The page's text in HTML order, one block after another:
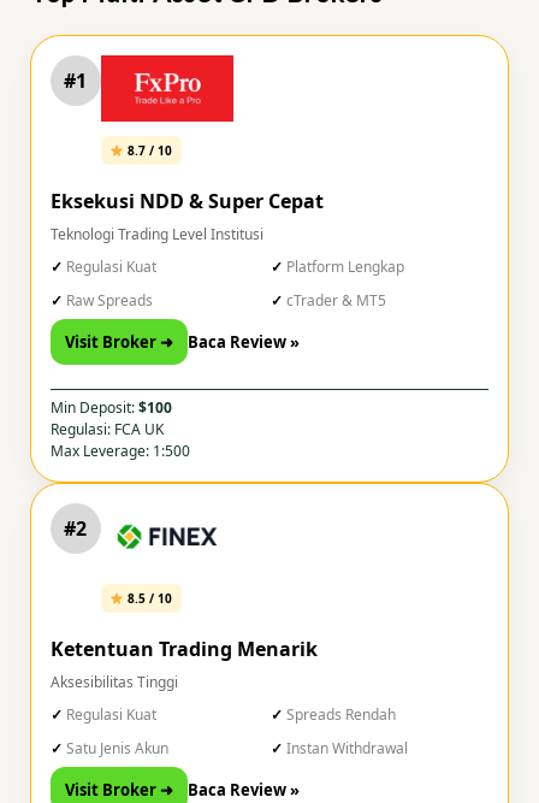
#1
8.7 / 10
Eksekusi NDD & Super Cepat
Teknologi Trading Level Institusi
Regulasi Kuat
Platform Lengkap
Raw Spreads
cTrader & MT5
Visit Broker ➜ Baca Review »
Min Deposit:$100
Regulasi: FCA UK
Max Leverage: 1:500
#2
8.5 / 10
Ketentuan Trading Menarik
Aksesibilitas Tinggi
Regulasi Kuat
Spreads Rendah
Satu Jenis Akun
Instan Withdrawal
Visit Broker ➜ Baca Review »